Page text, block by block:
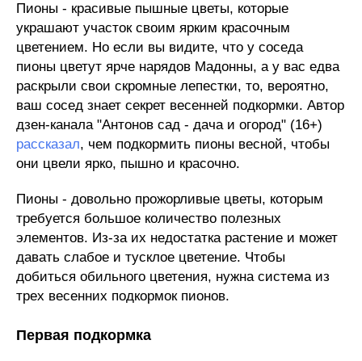
Пионы - красивые пышные цветы, которые
украшают участок своим ярким красочным
цветением. Но если вы видите, что у соседа
пионы цветут ярче нарядов Мадонны, а у вас едва
раскрыли свои скромные лепестки, то, вероятно,
ваш сосед знает секрет весенней подкормки. Автор
дзен-канала "Антонов сад - дача и огород" (16+)
рассказал, чем подкормить пионы весной, чтобы
они цвели ярко, пышно и красочно.
Пионы - довольно прожорливые цветы, которым
требуется большое количество полезных
элементов. Из-за их недостатка растение и может
давать слабое и тусклое цветение. Чтобы
добиться обильного цветения, нужна система из
трех весенних подкормок пионов.
Первая подкормка